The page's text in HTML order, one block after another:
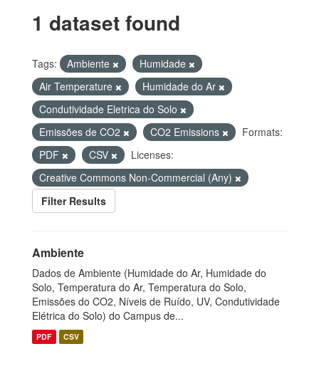
1 dataset found
Tags: Ambiente
Humidade
Air Temperature
Humidade do Ar
Condutividade Eletrica do Solo
Emissões de CO2
CO2 Emissions
Formats:
PDF
CSV
Licenses:
Creative Commons Non-Commercial (Any)
Filter Results
Ambiente
Dados de Ambiente (Humidade do Ar, Humidade do
Solo, Temperatura do Ar, Temperatura do Solo,
Emissões do CO2, Níveis de Ruído, UV, Condutividade
Elétrica do Solo) do Campus de...
PDF CSV